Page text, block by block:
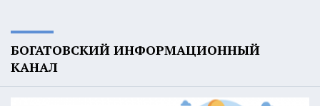
БОГАТОВСКИЙ ИНФОРМАЦИОННЫЙ
КАНАЛ